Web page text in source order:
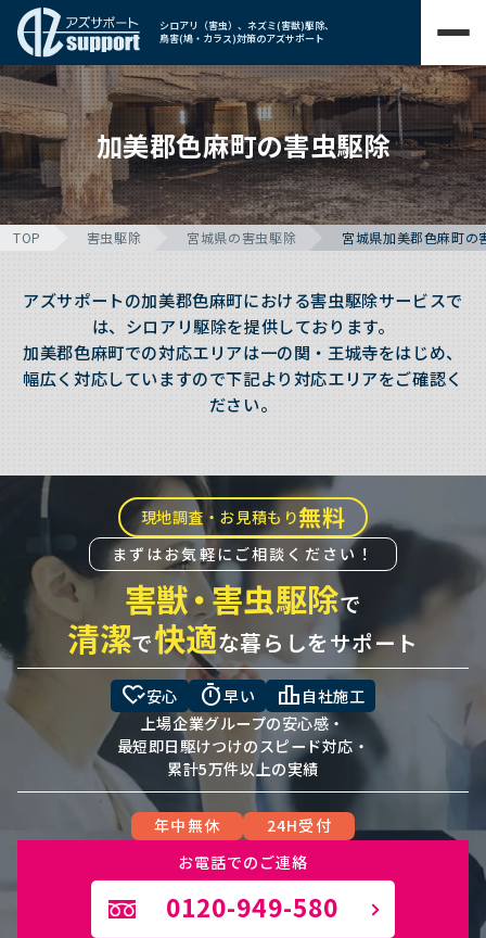
シロアリ（害虫）、ネズミ(害獣)駆除、
鳥害(鳩・カラス)対策のアズサポート
加美郡色麻町の害虫駆除
TOP 害虫駆除 宮城県の害虫駆除 宮城県加美郡色麻町の
アズサポートの加美郡色麻町における害虫駆除サービスで
は、シロアリ駆除を提供しております。
加美郡色麻町での対応エリアは一の関・王城寺をはじめ、
幅広く対応していますので下記より対応エリアをご確認く
ださい。
現地調査・お見積もり無料
まずはお気軽にご相談ください！
害獣・害虫駆除で
清潔で快適な暮らしをサポート
heart_check安心 timer早い leaderboard 自社施工
上場企業グループの安心感・
最短即日駆けつけのスピード対応・
累計5万件以上の実績
年中無休
24H受付
お電話でのご連絡
0120-949-580